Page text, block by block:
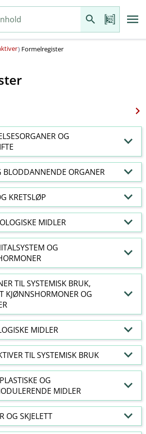
) Formelregister
OG
BLODDANNENDE ORGANER
KRETSLØP
MIDLER
OG
TIL SYSTEMISK BRUK,
KJØNNSHORMONER OG
MIDLER
TIL SYSTEMISK BRUK
OG
MIDLER
OG SKJELETT